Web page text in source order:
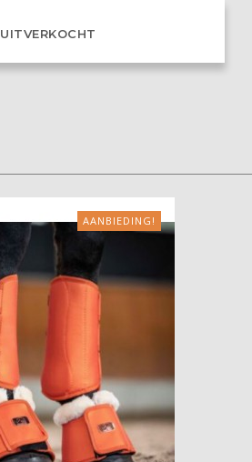
UITVERKOCHT
AANBIEDING!